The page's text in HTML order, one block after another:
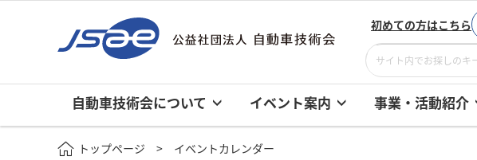
初めての方はこちら
自動車技術会について イベント案内 事業・活動紹介
トップページ イベントカレンダー